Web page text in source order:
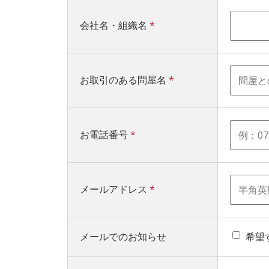
会社名・組織名 *
お取引のある問屋名 *
お電話番号*
メールアドレス *
メールでのお知らせ 希望